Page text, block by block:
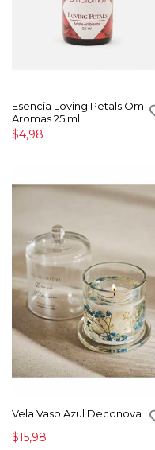
Esencia Loving Petals Om
Aromas 25 ml
$4,98
Vela Vaso Azul Deconova
$15,98